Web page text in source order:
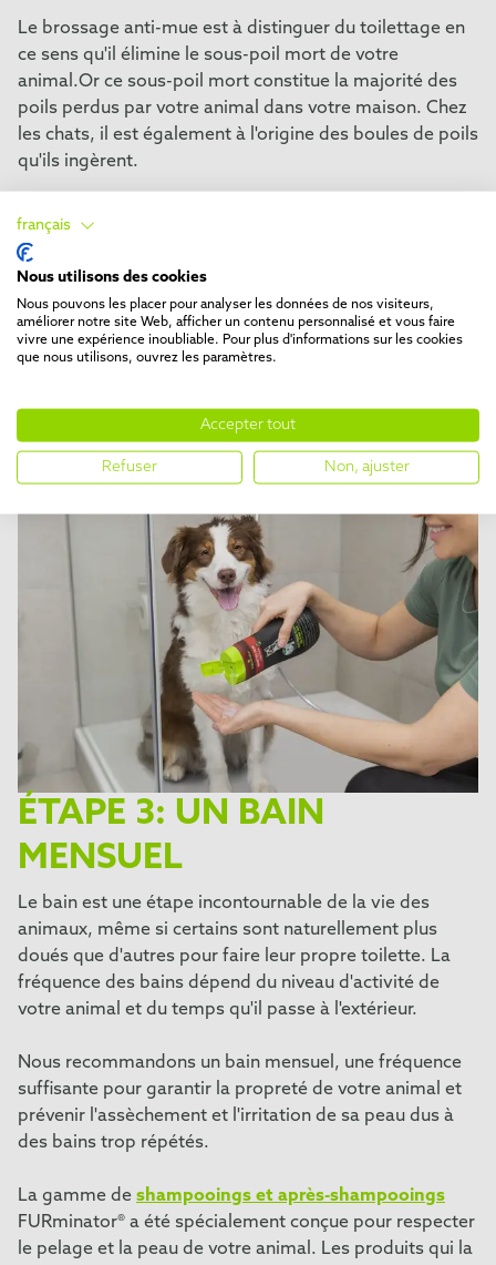
Le brossage anti-mue est à distinguer du toilettage en
ce sens qu'il élimine le sous-poil mort de votre
animal.Or ce sous-poil mort constitue la majorité des
poils perdus par votre animal dans votre maison. Chez
les chats, il est également à l'origine des boules de poils
qu'ils ingèrent.
Sous le poil de couverture souple et imperméable, le
sous-poil protège votre animal du froid.Tombant
naturellement, il doit être retiré régulièrement à l'aide
d'un
outil anti-mue
spécialement conçu pour réduire la
chute de poils.
ÉTAPE 3: UN BAIN
MENSUEL
Le bain est une étape incontournable de la vie des
animaux, même si certains sont naturellement plus
doués que d'autres pour faire leur propre toilette. La
fréquence des bains dépend du niveau d'activité de
votre animal et du temps qu'il passe à l'extérieur.
Nous recommandons un bain mensuel, une fréquence
suffisante pour garantir la propreté de votre animal et
prévenir l'assèchement et l'irritation de sa peau dus à
des bains trop répétés.
La gamme de shampooings et après-shampooings
FURminator® a été spécialement conçue pour respecter
le pelage et la peau de votre animal. Les produits qui la
français
Nous utilisons des cookies
Nous pouvons les placer pour analyser les données de nos visiteurs,
améliorer notre site Web, afficher un contenu personnalisé et vous faire
vivre une expérience inoubliable. Pour plus d'informations sur les cookies
que nous utilisons, ouvrez les paramètres.
Accepter tout
Refuser Non, ajuster